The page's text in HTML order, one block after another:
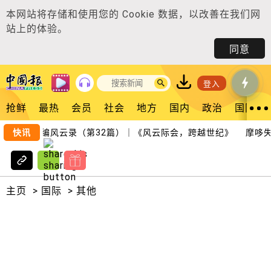
本网站将存储和使用您的 Cookie 数据，以改善在我们网
站上的体验。
同意
登入
抢鲜 最热 会员 社会 地方 国内 政治 国际
快讯总编风云录（第32篇）｜《风云际会，跨越世纪》 摩哆失
主页 > 国际 > 其他